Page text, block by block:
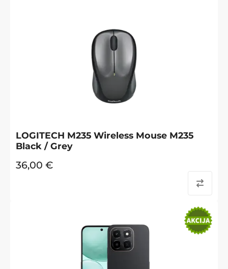
LOGITECH M235 Wireless Mouse M235
Black / Grey
36,00 €